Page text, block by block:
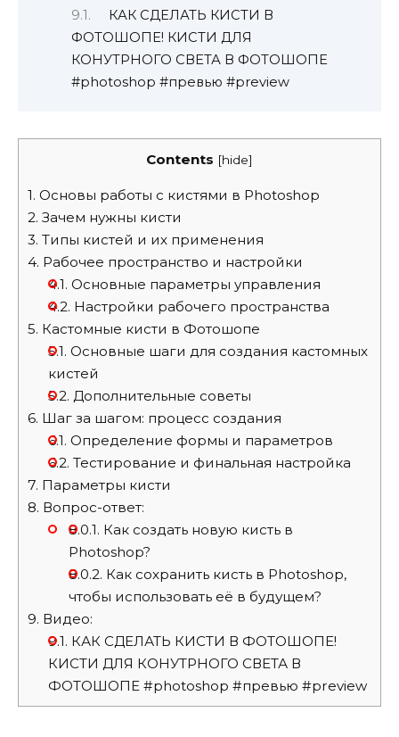
КАК СДЕЛАТЬ КИСТИ В
ФОТОШОПЕ! КИСТИ ДЛЯ
КОНУТРНОГО СВЕТА В ФОТОШОПЕ
#photoshop #превью #preview
Contents [hide]
1. Основы работы с кистями в Photoshop
2. Зачем нужны кисти
3. Типы кистей и их применения
4. Рабочее пространство и настройки
4.1. Основные параметры управления
4.2. Настройки рабочего пространства
5. Кастомные кисти в Фотошопе
5.1. Основные шаги для создания кастомных
кистей
5.2. Дополнительные советы
6. Шаг за шагом: процесс создания
6.1. Определение формы и параметров
6.2. Тестирование и финальная настройка
7. Параметры кисти
8. Вопрос-ответ:
8.0.1. Как создать новую кисть в
Photoshop?
8.0.2. Как сохранить кисть в Photoshop,
чтобы использовать её в будущем?
9. Видео:
9.1. КАК СДЕЛАТЬ КИСТИ В ФОТОШОПЕ!
КИСТИ ДЛЯ КОНУТРНОГО СВЕТА В
ФОТОШОПЕ #photoshop #превью #preview